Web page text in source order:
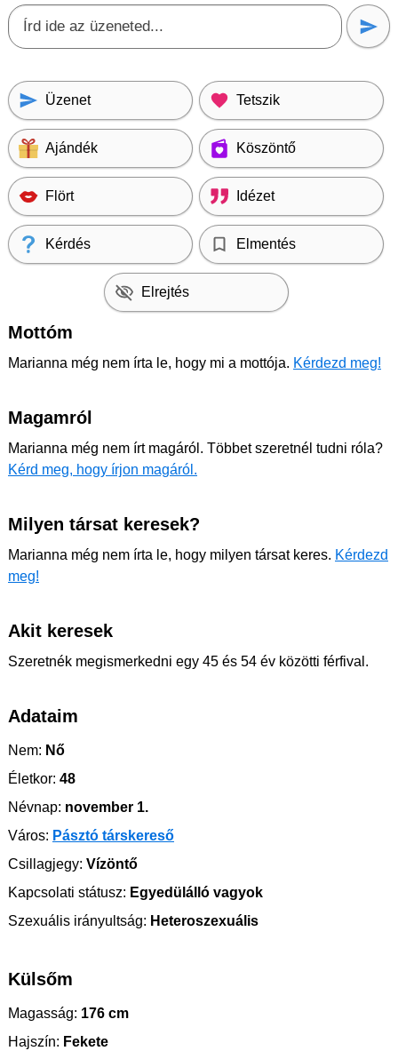
Üzenet Tetszik
Ajándék Köszöntő
Flört Idézet
Kérdés Elmentés
Elrejtés
Mottóm
Marianna még nem írta le, hogy mi a mottója. Kérdezd meg!
Magamról
Marianna még nem írt magáról. Többet szeretnél tudni róla?
Kérd meg, hogy írjon magáról.
Milyen társat keresek?
Marianna még nem írta le, hogy milyen társat keres. Kérdezd
meg!
Akit keresek
Szeretnék megismerkedni egy 45 és 54 év közötti férfival.
Adataim
Nem: Nő
Életkor: 48
Névnap: november 1.
Város: Pásztó társkereső
Csillagjegy: Vízöntő
Kapcsolati státusz: Egyedülálló vagyok
Szexuális irányultság: Heteroszexuális
Külsőm
Magasság: 176 cm
Hajszín: Fekete